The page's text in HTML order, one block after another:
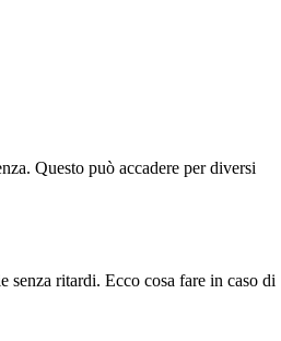
Questo può accadere per diversi
senza ritardi. Ecco cosa fare in caso di